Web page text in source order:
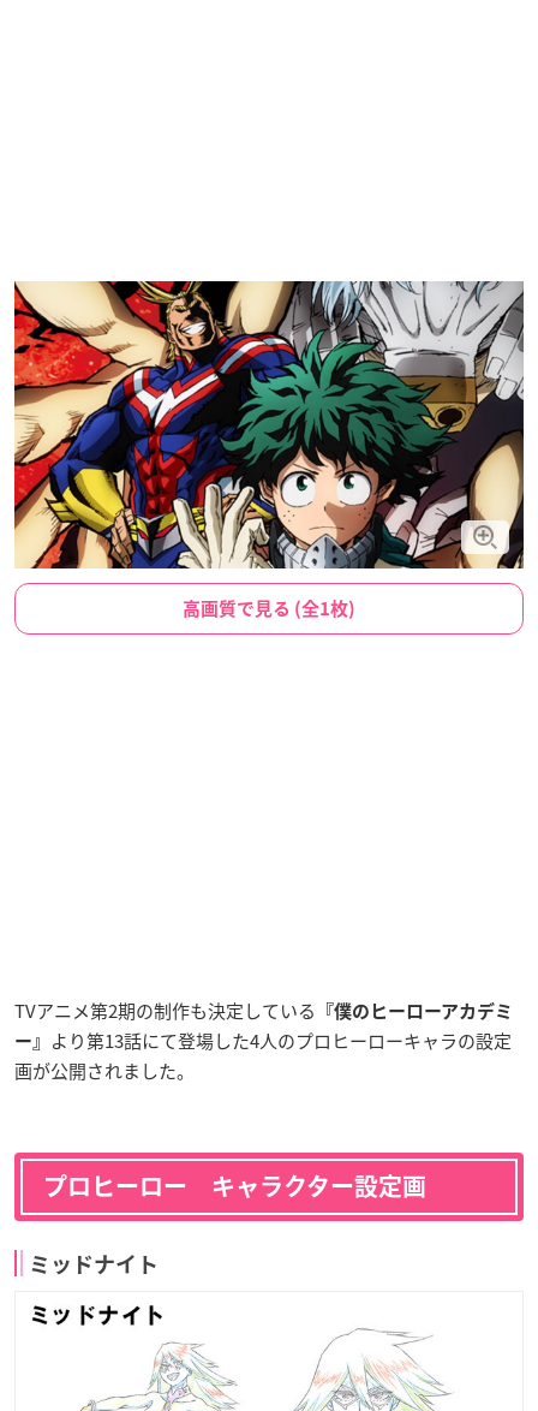
高画質で見る (全1枚)
TVアニメ第2期の制作も決定している
『僕のヒーローアカデミ
ー』
より第13話にて登場した4人のプロヒーローキャラの設定
画が公開されました。
プロヒーロー キャラクター設定画
ミッドナイト